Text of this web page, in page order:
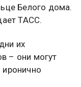
Белого дома.
ТАСС.
их
– они могут